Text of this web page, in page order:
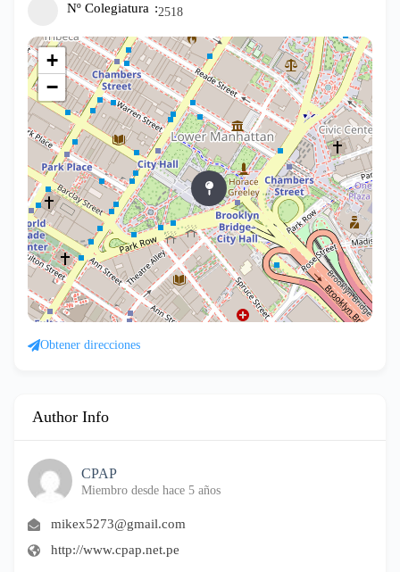
Nº Colegiatura 2518
+
−
Obtener direcciones
Author Info
CPAP
Miembro desde hace 5 años
mikex5273@gmail.com
http://www.cpap.net.pe